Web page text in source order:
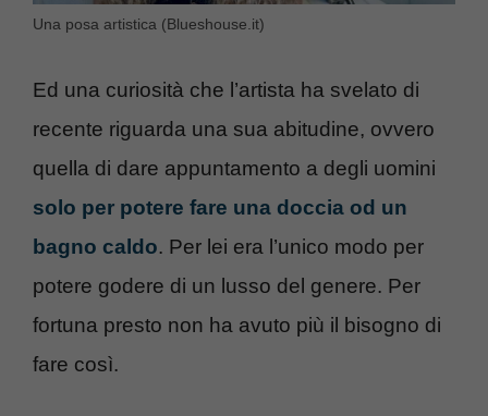
Una posa artistica (Blueshouse.it)
Ed una curiosità che l’artista ha svelato di
recente riguarda una sua abitudine, ovvero
quella di dare appuntamento a degli uomini
solo per potere fare una doccia od un
bagno caldo. Per lei era l’unico modo per
potere godere di un lusso del genere. Per
fortuna presto non ha avuto più il bisogno di
fare così.